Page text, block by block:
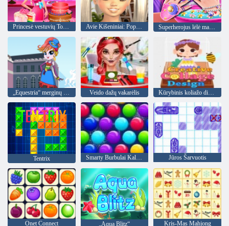
Princesė vestuvių Tortas Avie Kišeniniai: Popstar Superherojus lėlė manikiūras
„Equestria“ merginų avataro gamintojas Veido dažų vakarėlis Kūrybinis koliažo dizainas
Tentrix Smarty Burbulai Kalėdos Edition" Jūros Šarvuotis
Onet Connect „Aqua Blitz“ Kris-Mas Mahjong